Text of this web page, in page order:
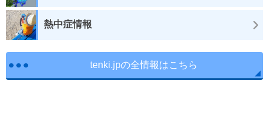
熱中症情報
tenki.jpの全情報はこちら